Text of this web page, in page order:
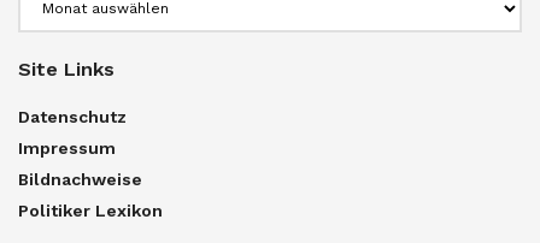
Site Links
Datenschutz
Impressum
Bildnachweise
Politiker Lexikon